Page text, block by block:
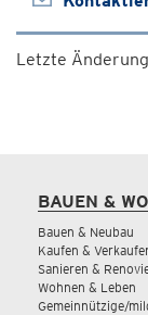
Letzte
BAUEN &
Bauen & Neubau
Kaufen &
Sanieren &
Wohnen & Leben
Gemeinnützige/